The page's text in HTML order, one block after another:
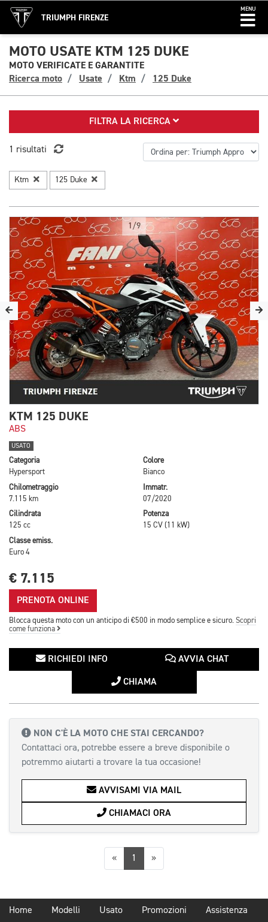
TRIUMPH FIRENZE
MENU
MOTO USATE KTM 125 DUKE
MOTO VERIFICATE E GARANTITE
Ricerca moto
Usate Ktm 125 Duke
FILTRA LA RICERCA
1 risultati
Ktm 125 Duke
1/9
KTM 125 DUKE
ABS
USATO
Categoria
Hypersport
Colore
Bianco
Chilometraggio
7.115 km
Immatr.
07/2020
Cilindrata
125 cc
Potenza
15 CV (11 kW)
Classe emiss.
Euro 4
€ 7.115
PRENOTA ONLINE
Blocca questa moto con un anticipo di €500 in modo semplice e sicuro. Scopri
come funziona
RICHIEDI INFO AVVIA CHAT
CHIAMA
NON C'È LA MOTO CHE STAI CERCANDO?
Contattaci ora, potrebbe essere a breve disponibile o
potremmo aiutarti a trovare la tua occasione!
AVVISAMI VIA MAIL
CHIAMACI ORA
«Precedente
1 »Successiva
Home Modelli Usato Promozioni Assistenza